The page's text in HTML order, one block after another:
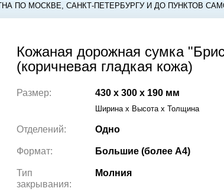
ПО МОСКВЕ, САНКТ-ПЕТЕРБУРГУ И ДО ПУНКТОВ
ПО МОСКВЕ, САНКТ-ПЕТЕРБУРГУ И ДО ПУНКТОВ
Кожаная дорожная сумка
(коричневая гладкая кожа)
Размер: 430 x 300 x 190 мм
Ширина x Высота x Толщина
Отделений: Одно
Формат: Большие (более А4)
Тип
закрывания:
Молния